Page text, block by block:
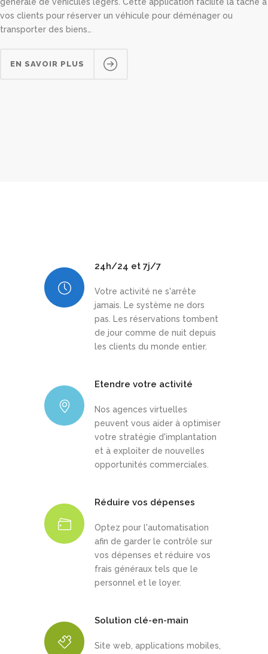
vos clients pour réserver un véhicule pour déménager ou
transporter des biens…
EN SAVOIR PLUS
24h/24 et 7j/7
Votre activité ne s'arrête
jamais. Le système ne dors
pas. Les réservations tombent
de jour comme de nuit depuis
les clients du monde entier.
Etendre votre activité
Nos agences virtuelles
peuvent vous aider à optimiser
votre stratégie d'implantation
et à exploiter de nouvelles
opportunités commerciales.
Réduire vos dépenses
Optez pour l'automatisation
afin de garder le contrôle sur
vos dépenses et réduire vos
frais généraux tels que le
personnel et le loyer.
Solution clé-en-main
Site web, applications mobiles,